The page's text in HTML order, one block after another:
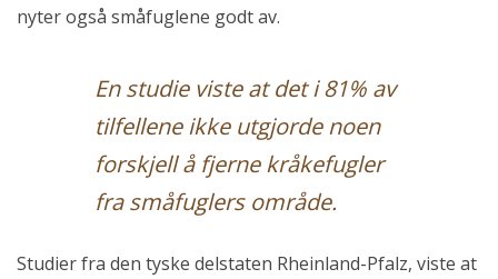
nyter også småfuglene godt av.
En studie viste at det i 81% av
tilfellene ikke utgjorde noen
forskjell å fjerne kråkefugler
fra småfuglers område.
Studier fra den tyske delstaten Rheinland-Pfalz, viste at